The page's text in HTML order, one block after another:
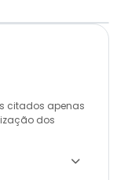
citados apenas
dos